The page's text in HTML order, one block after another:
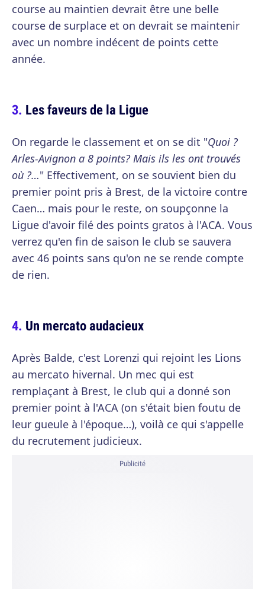
course au maintien devrait être une belle
course de surplace et on devrait se maintenir
avec un nombre indécent de points cette
année.
Les faveurs de la Ligue
On regarde le classement et on se dit "Quoi ?
Arles-Avignon a 8 points? Mais ils les ont trouvés
où ?…" Effectivement, on se souvient bien du
premier point pris à Brest, de la victoire contre
Caen… mais pour le reste, on soupçonne la
Ligue d'avoir filé des points gratos à l'ACA. Vous
verrez qu'en fin de saison le club se sauvera
avec 46 points sans qu'on ne se rende compte
de rien.
Un mercato audacieux
Après Balde, c'est Lorenzi qui rejoint les Lions
au mercato hivernal. Un mec qui est
remplaçant à Brest, le club qui a donné son
premier point à l'ACA (on s'était bien foutu de
leur gueule à l'époque…), voilà ce qui s'appelle
du recrutement judicieux.
Publicité